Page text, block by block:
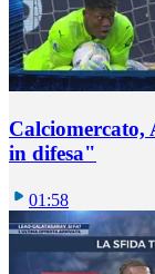
in difesa"
01:58